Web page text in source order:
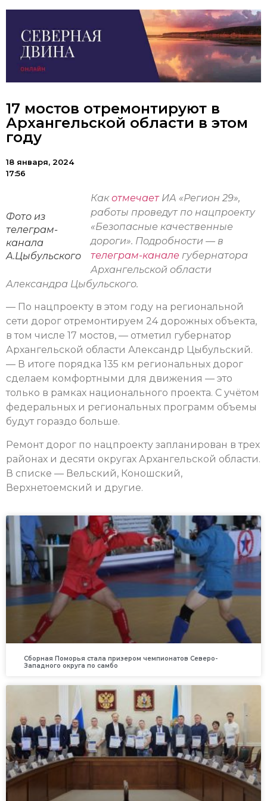
17 мостов отремонтируют в
Архангельской области в этом
году
18 января, 2024
17:56
Фото из
телеграм-
канала
А.Цыбульского
КакотмечаетИА «Регион 29»,
работы проведут по нацпроекту
«Безопасные качественные
дороги». Подробности — в
телеграм-канале губернатора
Архангельской области
Александра Цыбульского.
— По нацпроекту в этом году на региональной
сети дорог отремонтируем 24 дорожных объекта,
в том числе 17 мостов, — отметил губернатор
Архангельской области Александр Цыбульский.
— В итоге порядка 135 км региональных дорог
сделаем комфортными для движения — это
только в рамках национального проекта. С учётом
федеральных и региональных программ объемы
будут гораздо больше.
Ремонт дорог по нацпроекту запланирован в трех
районах и десяти округах Архангельской области.
В списке — Вельский, Коношский,
Верхнетоемский и другие.
Сборная Поморья стала призером чемпионатов Северо-
Западного округа по самбо